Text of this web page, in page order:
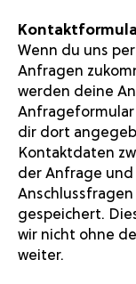
Wenn du uns
Anfragen
werden deine
dir dort
Kontaktdaten
der Anfrage
gespeichert.
wir nicht ohne
weiter.